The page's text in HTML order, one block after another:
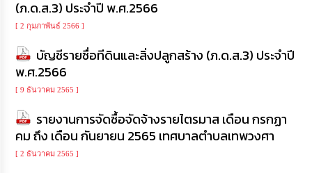
(ภ.ด.ส.3) ประจำปี พ.ศ.2566
[ 2 กุมภาพันธ์ 2566 ]
บัญชีรายชื่อทีดินและสิ่งปลูกสร้าง (ภ.ด.ส.3) ประจำปี
พ.ศ.2566
[ 9 ธันวาคม 2565 ]
รายงานการจัดซื้อจัดจ้างรายไตรมาส เดือน กรกฏา
คม ถึง เดือน กันยายน 2565 เทศบาลตำบลเทพวงศา
[ 2 ธันวาคม 2565 ]